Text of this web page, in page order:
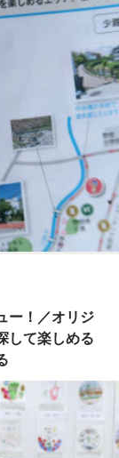
ー！／オリジ
して楽しめる